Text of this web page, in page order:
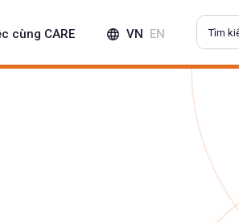
cùng CARE VN EN